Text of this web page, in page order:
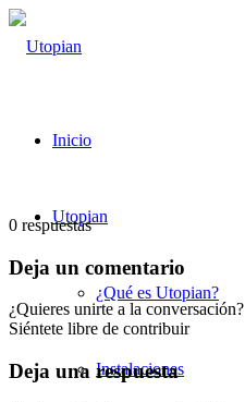
Inicio
Utopian
¿Qué es Utopian?
Instalaciones
0 respuestas
Deja un comentario
¿Quieres unirte a la conversación?
Siéntete libre de contribuir
Deja una respuesta